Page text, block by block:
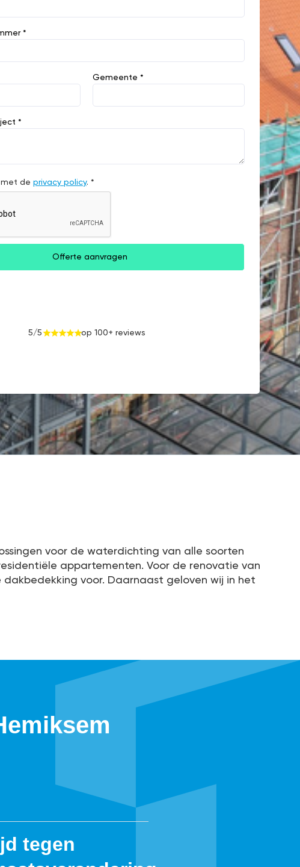
*
Gemeente *
*
met de privacy policy. *
5/5 op 100+ reviews
voor de waterdichting van alle soorten
appartementen. Voor de renovatie van
voor. Daarnaast geloven wij in het
tegen